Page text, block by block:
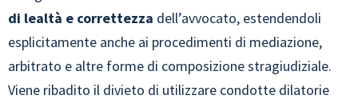
di lealtà e correttezza dell’avvocato, estendendoli
esplicitamente anche ai procedimenti di mediazione,
arbitrato e altre forme di composizione stragiudiziale.
Viene ribadito il divieto di utilizzare condotte dilatorie